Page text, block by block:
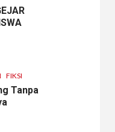
FIKSI
Tanpa